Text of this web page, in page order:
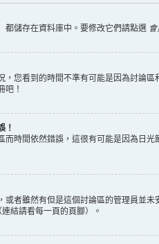
都儲存在資料庫中。要修改它們請點選
，您看到的時間不準有可能是因為討論
吧！
！
而時間依然錯誤，這很有可能是因為日
或者雖然有但是這個討論區的管理員並
結請看每一頁的頁腳）。